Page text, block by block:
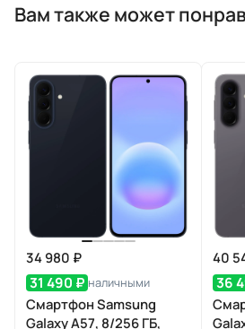
Вам также может
34 980 ₽
31 490 ₽ наличными
Смартфон Samsung
Galaxy A57, 8/256 ГБ,
40
36